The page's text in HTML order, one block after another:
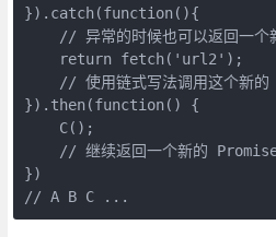
}).catch(function(){
// 异常的时候也可以返回一
    return fetch('url2');
// 使用链式写法调用这个
}).then(function() {
    C();
// 继续返回一个新的
})
// A B C ...